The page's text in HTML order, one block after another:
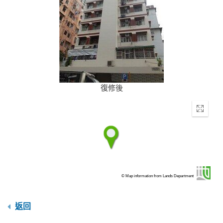
復修後
Enter
© Map information from Lands Department
返回